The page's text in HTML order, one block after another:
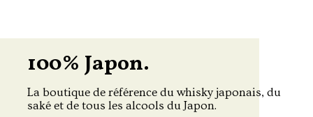
100% Japon.
La boutique de référence du whisky japonais, du
saké et de tous les alcools du Japon.